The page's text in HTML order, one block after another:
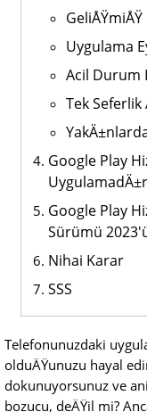
Uygulama
Acil Durum
Tek Seferlik
Google Play
Google Play
Sürümü
Nihai Karar
SSS
Telefonunuzdaki
olduÄŸunuzu hayal
dokunuyorsunuz ve
bozucu, deÄŸil mi?